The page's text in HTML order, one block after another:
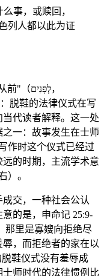
事，或赎回，
列人都以此为证
叙事者在此插入了一段解释性旁白："从前"（לְפָנִים，
脱鞋的法律仪式在写
代读者解释。这一处
一：故事发生在士师
作时这个仪式已经过
的时期，主流学术意
）。
成交，一种社会公认
的是，申命记 25:9-
那里是寡嫂向拒绝尽
，而拒绝者的家在以
鞋仪式没有羞辱成
师时代的法律惯例比